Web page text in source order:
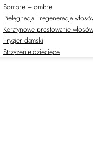
Sombre – ombre
Pielęgnacja i regeneracja
Keratynowe prostowanie włosów
Fryzjer damski
Strzyżenie dziecięce